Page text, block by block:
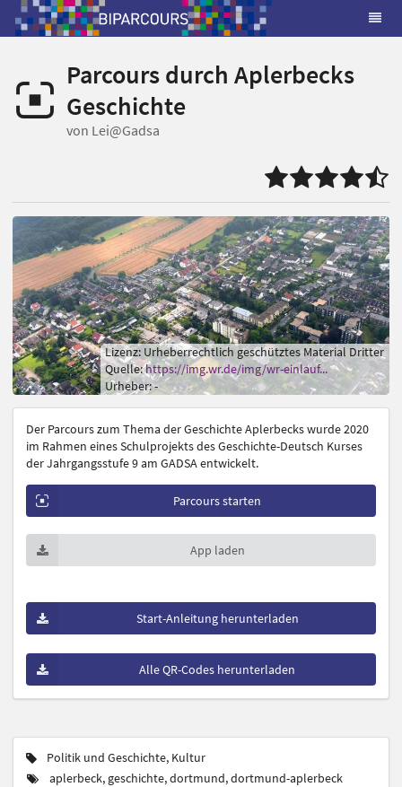
Parcours durch Aplerbecks
Geschichte
von Lei@Gadsa
Lizenz: Urheberrechtlich geschütztes Material Dritter
Quelle:https://img.wr.de/img/wr-einlauf...
Urheber: -
Der Parcours zum Thema der Geschichte Aplerbecks wurde 2020
im Rahmen eines Schulprojekts des Geschichte-Deutsch Kurses
der Jahrgangsstufe 9 am GADSA entwickelt.
Parcours starten
App laden
Start-Anleitung herunterladen
Alle QR-Codes herunterladen
Politik und Geschichte, Kultur
aplerbeck, geschichte, dortmund, dortmund-aplerbeck